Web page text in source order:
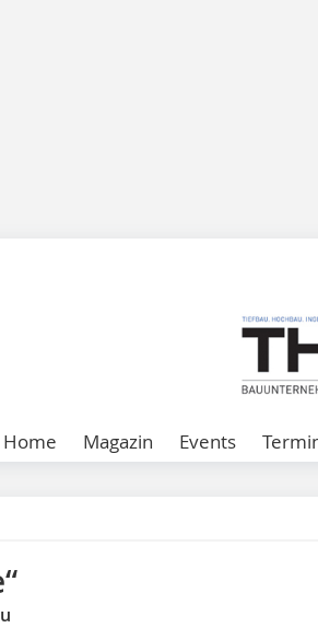
Home Magazin Events